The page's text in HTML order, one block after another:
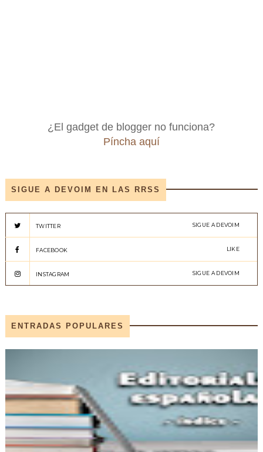
¿El gadget de blogger no funciona?
Píncha aquí
SIGUE A DEVOIM EN LAS RRSS
TWITTER SIGUE A DEVOIM
FACEBOOK LIKE
INSTAGRAM SIGUE A DEVOIM
ENTRADAS POPULARES